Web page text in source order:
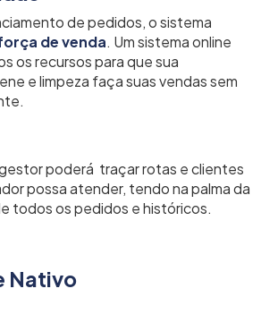
de pedidos, o sistema
de venda. Um sistema online
os recursos para que sua
e limpeza faça suas vendas sem
poderá traçar rotas e clientes
possa atender, tendo na palma da
todos os pedidos e históricos.
Nativo